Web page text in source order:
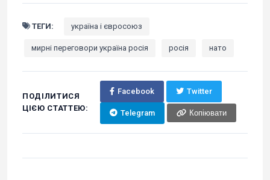
ТЕГИ: україна і євросоюз
мирні переговори україна росія росія нато
ПОДІЛИТИСЯ
ЦІЄЮ СТАТТЕЮ:
Facebook Twitter
Telegram Копіювати